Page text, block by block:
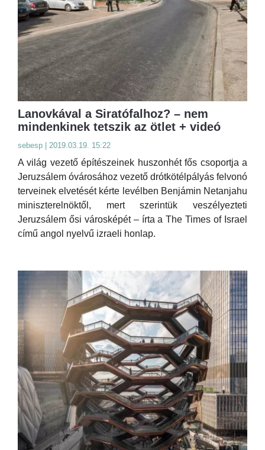
Lanovkával a Siratófalhoz? – nem
mindenkinek tetszik az ötlet + videó
sebesp | 2019.03.19. 15:22
A világ vezető építészeinek huszonhét fős csoportja a
Jeruzsálem óvárosához vezető drótkötélpályás felvonó
terveinek elvetését kérte levélben Benjámin Netanjahu
miniszterelnöktől, mert szerintük veszélyezteti
Jeruzsálem ősi városképét – írta a The Times of Israel
című angol nyelvű izraeli honlap.